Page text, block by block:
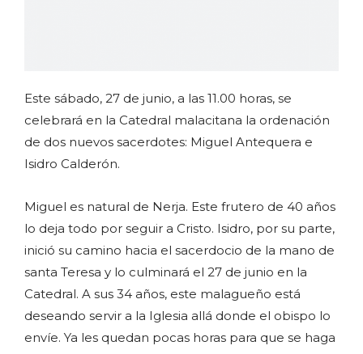
Este sábado, 27 de junio, a las 11.00 horas, se
celebrará en la Catedral malacitana la ordenación
de dos nuevos sacerdotes: Miguel Antequera e
Isidro Calderón.
Miguel es natural de Nerja. Este frutero de 40 años
lo deja todo por seguir a Cristo. Isidro, por su parte,
inició su camino hacia el sacerdocio de la mano de
santa Teresa y lo culminará el 27 de junio en la
Catedral. A sus 34 años, este malagueño está
deseando servir a la Iglesia allá donde el obispo lo
envíe. Ya les quedan pocas horas para que se haga